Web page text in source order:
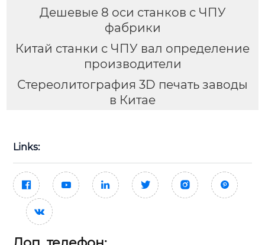
Дешевые 8 оси станков с ЧПУ
фабрики
Китай станки с ЧПУ вал определение
производители
Стереолитография 3D печать заводы
в Китае
Links:
     
